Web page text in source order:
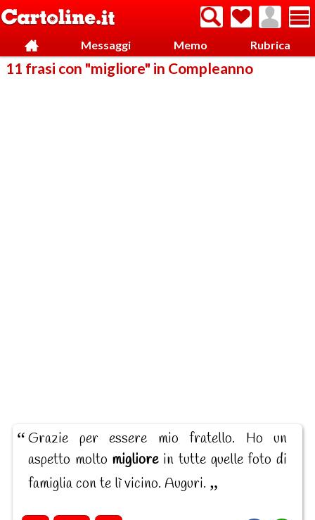
Messaggi Memo Rubrica
11 frasi con "migliore" in Compleanno
Grazie per essere mio fratello. Ho un
aspetto molto migliorein tutte quelle foto di
famiglia con te lì vicino. Auguri.